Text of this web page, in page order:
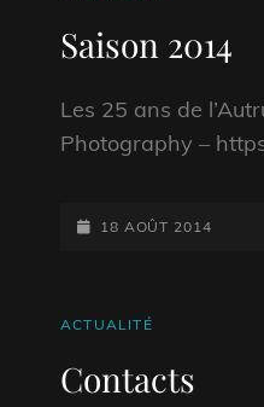
Saison 2014
Les 25 ans de
Photography –
POSTED-
18 AOÛT 2014
CAT
ACTUALITÉ
Contacts